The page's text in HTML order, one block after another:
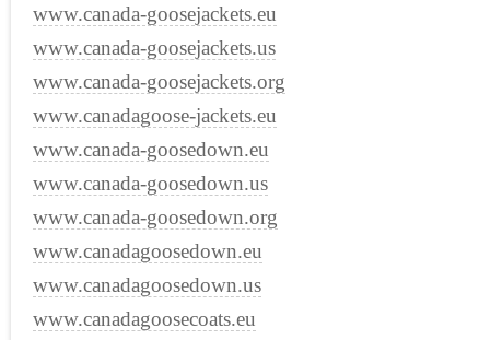
www.canada-goosejackets.eu
www.canada-goosejackets.us
www.canada-goosejackets.org
www.canadagoose-jackets.eu
www.canada-goosedown.eu
www.canada-goosedown.us
www.canada-goosedown.org
www.canadagoosedown.eu
www.canadagoosedown.us
www.canadagoosecoats.eu